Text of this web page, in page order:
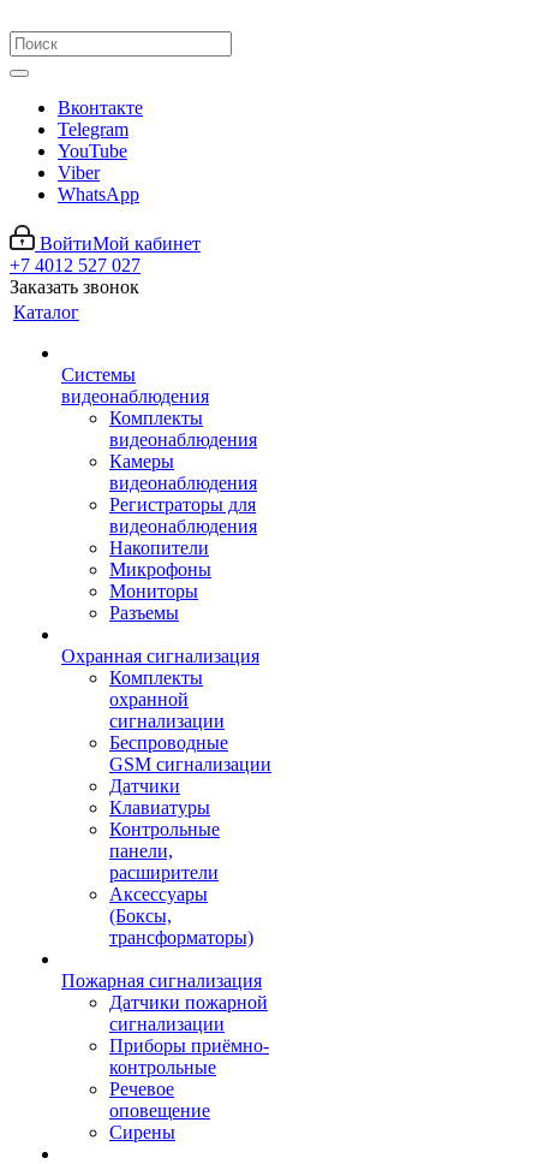
Вконтакте
Telegram
YouTube
Viber
WhatsApp
ВойтиМой кабинет
+7 4012 527 027
Заказать звонок
Каталог
Системы
видеонаблюдения
Комплекты
видеонаблюдения
Камеры
видеонаблюдения
Регистраторы для
видеонаблюдения
Накопители
Микрофоны
Мониторы
Разъемы
Охранная сигнализация
Комплекты
охранной
сигнализации
Беспроводные
GSM сигнализации
Датчики
Клавиатуры
Контрольные
панели,
расширители
Аксессуары
(Боксы,
трансформаторы)
Пожарная сигнализация
Датчики пожарной
сигнализации
Приборы приёмно-
контрольные
Речевое
оповещение
Сирены